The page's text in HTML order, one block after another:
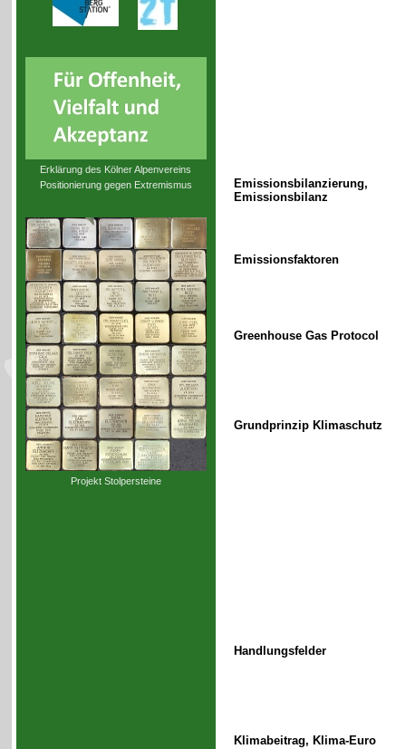
Erklärung des Kölner Alpenvereins
Positionierung gegen Extremismus
Projekt Stolpersteine
Emissionsbilanzierung,
Emissionsbilanz
Emissionsfaktoren
Greenhouse Gas Protocol
Grundprinzip Klimaschutz
Handlungsfelder
Klimabeitrag, Klima-Euro